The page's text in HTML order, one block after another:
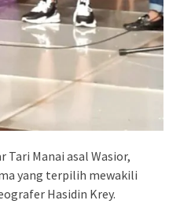
Tari Manai asal Wasior,
yang terpilih mewakili
Hasidin Krey.